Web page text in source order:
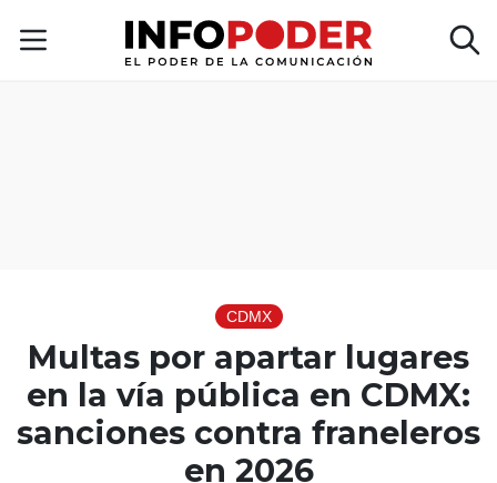
CDMX
Multas por apartar lugares
en la vía pública en CDMX:
sanciones contra franeleros
en 2026